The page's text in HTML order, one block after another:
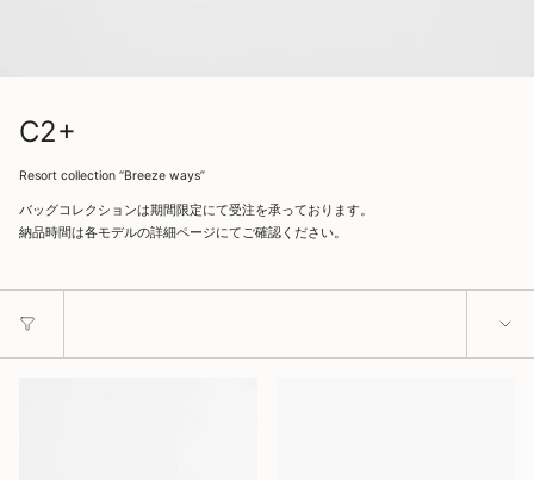
C2+
Resort collection “Breeze ways”
バッグコレクションは期間限定にて受注を承っております。
納品時間は各モデルの詳細ページにてご確認ください。